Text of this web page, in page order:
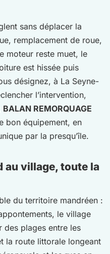
sans déplacer la
remplacement de roue,
moteur reste muet, le
est hissée puis
désignez, à La Seyne-
l’intervention,
BALAN REMORQUAGE
bon équipement, en
par la presqu’île.
au village, toute la
du territoire mandréen :
le village
des plages entre les
la route littorale longeant